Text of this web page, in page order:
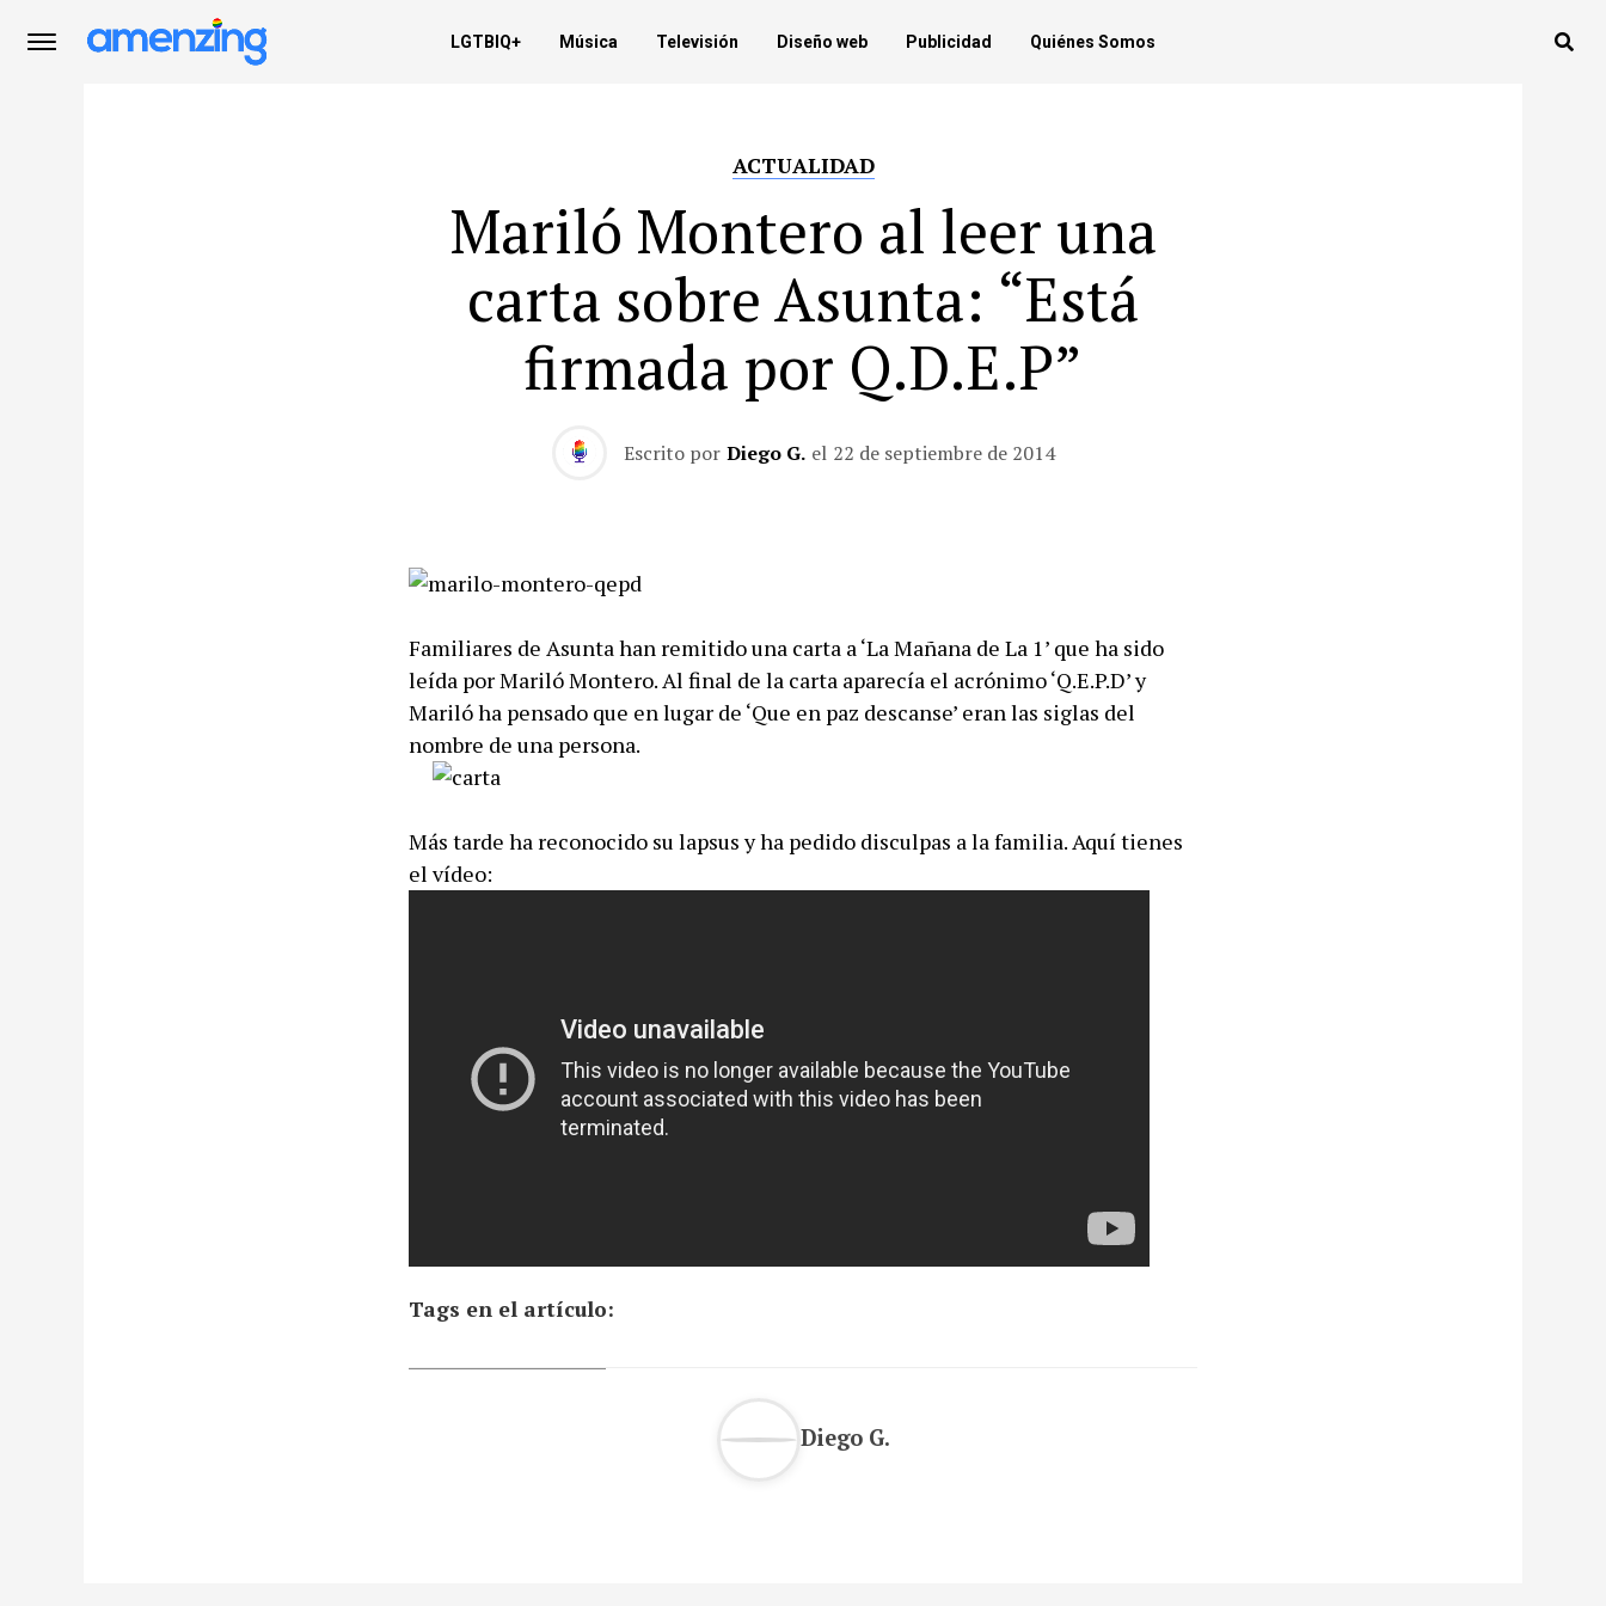
LGTBIQ+ Música Televisión Diseño web Publicidad Quiénes Somos
ACTUALIDAD
Mariló Montero al leer una
carta sobre Asunta: “Está
firmada por Q.D.E.P”
Escrito por Diego G. el 22 de septiembre de 2014
Familiares de Asunta han remitido una carta a ‘La Mañana de La 1’ que ha sido
leída por Mariló Montero. Al final de la carta aparecía el acrónimo ‘Q.E.P.D’ y
Mariló ha pensado que en lugar de ‘Que en paz descanse’ eran las siglas del
nombre de una persona.
Más tarde ha reconocido su lapsus y ha pedido disculpas a la familia. Aquí tienes
el vídeo:
Tags en el artículo:
Diego G.